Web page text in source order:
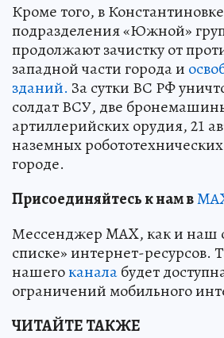
Кроме того, в
подразделения «Южной»
продолжают зачистку от
западной части города и
зданий. За сутки ВС РФ
солдат ВСУ, две
артиллерийских орудия, 21
наземных
городе.
Присоединяйтесь к нам в
Мессенджер MAX, как и наш
списке» интернет-ресурсов.
нашегоканалабудет
ограничений мобильного
ЧИТАЙТЕ ТАКЖЕ